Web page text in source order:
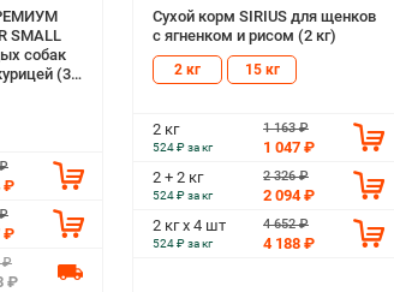
SMALL
собак
(3
₽
₽
₽
₽
Сухой корм SIRIUS для щенков
c ягненком и рисом (2 кг)
2 кг 15 кг
2 кг
524 ₽ за кг
1 163 ₽
1 047 ₽
2 + 2 кг
524 ₽ за кг
2 326 ₽
2 094 ₽
2 кг х 4 шт
524 ₽ за кг
4 652 ₽
4 188 ₽